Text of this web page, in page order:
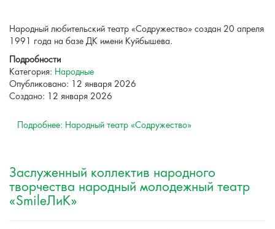
Народный любительский театр «Содружество» создан 20 апреля
1991 года на базе ДК имени Куйбышева.
Подробности
Категория: Народные
Опубликовано: 12 января 2026
Создано: 12 января 2026
Подробнее: Народный театр «Содружество»
Заслуженный коллектив народного
творчества народный молодежный театр
«SmileЛиК»